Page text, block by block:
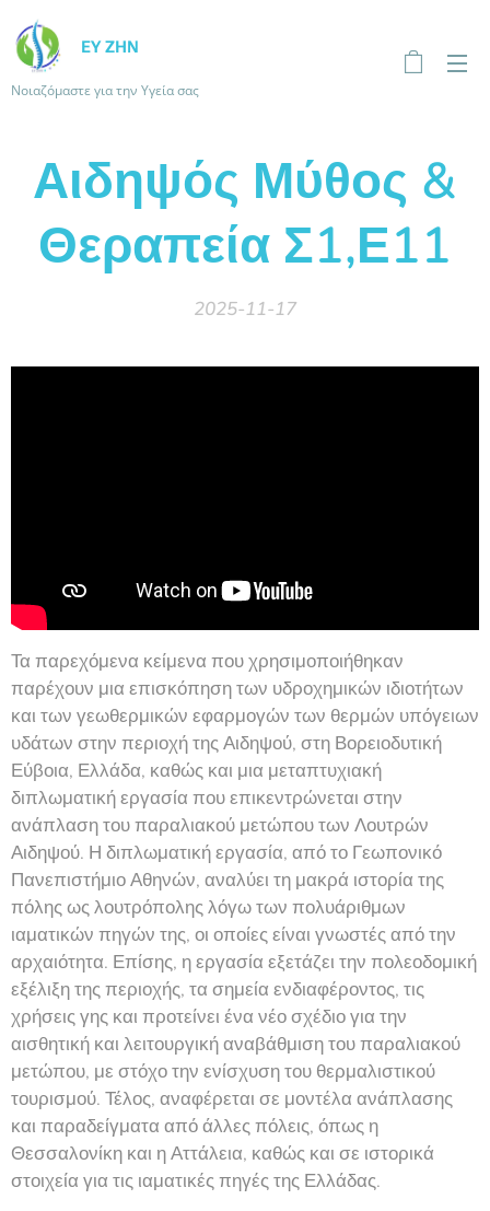
ΕΥ ΖΗΝ
Νοιαζόμαστε για την Υγεία σας
Αιδηψός Μύθος &
Θεραπεία Σ1,Ε11
2025-11-17
Τα παρεχόμενα κείμενα που χρησιμοποιήθηκαν
παρέχουν μια επισκόπηση των υδροχημικών ιδιοτήτων
και των γεωθερμικών εφαρμογών των θερμών υπόγειων
υδάτων στην περιοχή της Αιδηψού, στη Βορειοδυτική
Εύβοια, Ελλάδα, καθώς και μια μεταπτυχιακή
διπλωματική εργασία που επικεντρώνεται στην
ανάπλαση του παραλιακού μετώπου των Λουτρών
Αιδηψού. Η διπλωματική εργασία, από το Γεωπονικό
Πανεπιστήμιο Αθηνών, αναλύει τη μακρά ιστορία της
πόλης ως λουτρόπολης λόγω των πολυάριθμων
ιαματικών πηγών της, οι οποίες είναι γνωστές από την
αρχαιότητα. Επίσης, η εργασία εξετάζει την πολεοδομική
εξέλιξη της περιοχής, τα σημεία ενδιαφέροντος, τις
χρήσεις γης και προτείνει ένα νέο σχέδιο για την
αισθητική και λειτουργική αναβάθμιση του παραλιακού
μετώπου, με στόχο την ενίσχυση του θερμαλιστικού
τουρισμού. Τέλος, αναφέρεται σε μοντέλα ανάπλασης
και παραδείγματα από άλλες πόλεις, όπως η
Θεσσαλονίκη και η Αττάλεια, καθώς και σε ιστορικά
στοιχεία για τις ιαματικές πηγές της Ελλάδας.